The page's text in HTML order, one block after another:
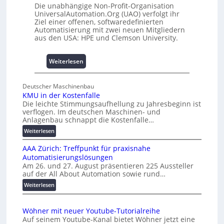
e
m
m
n
i
e
c
h
a
f
n
0
A
Die unabhängige Non-Profit-Organisation
UniversalAutomation.Org (UAO) verfolgt ihr
Ziel einer offenen, softwaredefinierten
Automatisierung mit zwei neuen Mitgliedern
aus den USA: HPE und Clemson University.
Weiterlesen
U
i
v
e
r
l
A
u
t
m
t
i
Deutscher Maschinenbau
KMU in der Kostenfalle
Die leichte Stimmungsaufhellung zu Jahresbeginn ist
verflogen. Im deutschen Maschinen- und
Anlagenbau schnappt die Kostenfalle…
Weiterlesen:
K
M
U
i
n
d
e
K
o
AAA Zürich: Treffpunkt für praxisnahe
Automatisierungslösungen
Am 26. und 27. August präsentieren 225 Aussteller
auf der All About Automation sowie rund…
Weiterlesen:
A
A
Z
Wöhner mit neuer Youtube-Tutorialreihe
Auf seinem Youtube-Kanal bietet Wöhner jetzt eine